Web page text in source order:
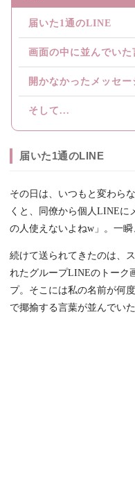
届いた1通のLINE
画面の中に並んでいた
開かなかったメッセー
そして...
届いた1通のLINE
その日は、いつもと変わら
くと、同僚から個人LINEに
の人使えないよねw」。一瞬
続けて送られてきたのは、
れたグループLINEのトーク
プ。そこには私の名前が何
で揶揄する言葉が並んでいた